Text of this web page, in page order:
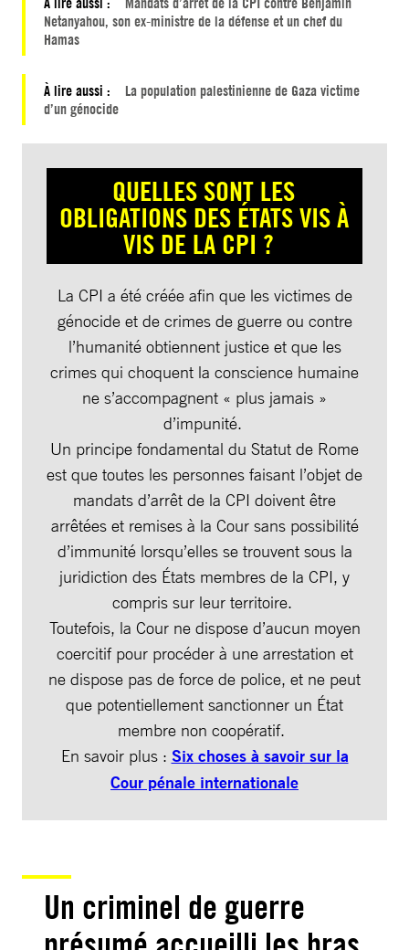
Netanyahou, son ex-ministre de la défense et un chef du
Hamas
À lire aussi :
La population palestinienne de Gaza victime
d’un génocide
QUELLES SONT LES
OBLIGATIONS DES ÉTATS VIS À
VIS DE LA CPI ?
La CPI a été créée afin que les victimes de
génocide et de crimes de guerre ou contre
l’humanité obtiennent justice et que les
crimes qui choquent la conscience humaine
ne s’accompagnent « plus jamais »
d’impunité.
Un principe fondamental du Statut de Rome
est que toutes les personnes faisant l’objet de
mandats d’arrêt de la CPI doivent être
arrêtées et remises à la Cour sans possibilité
d’immunité lorsqu’elles se trouvent sous la
juridiction des États membres de la CPI, y
compris sur leur territoire.
Toutefois, la Cour ne dispose d’aucun moyen
coercitif pour procéder à une arrestation et
ne dispose pas de force de police, et ne peut
que potentiellement sanctionner un État
membre non coopératif.
En savoir plus : Six choses à savoir sur la
Cour pénale internationale
Un criminel de guerre